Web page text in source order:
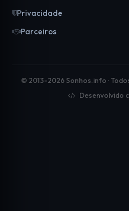
Privacidade
Parceiros
© 2013-2026 Sonhos.info ·
Desenvolvido